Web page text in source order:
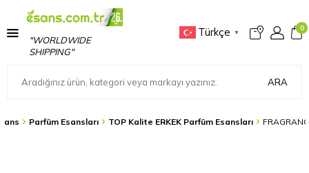
"WORLDWIDE
SHIPPING"
Türkçe ▼
0
ARA
Parfüm Esansları TOP Kalite ERKEK Parfüm Esansları